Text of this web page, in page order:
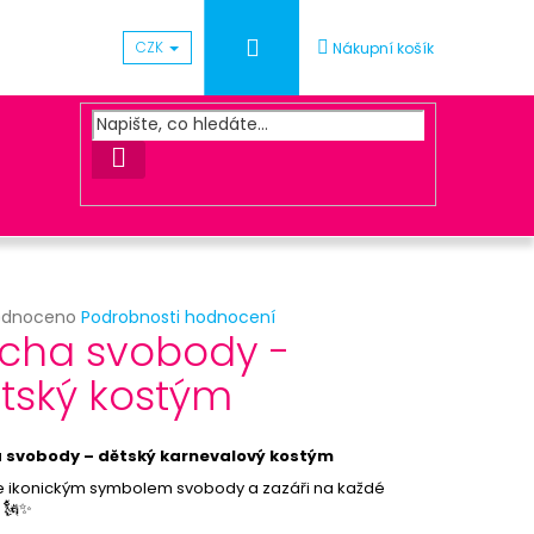
CZK PřihlášeníNákupní košík
HLEDAT
Podrobnosti hodnocení
svobody -
kostým
svobody – dětský karnevalový kostým
ikonickým symbolem svobody a zazáři na každé
METALICKÝ - SV.